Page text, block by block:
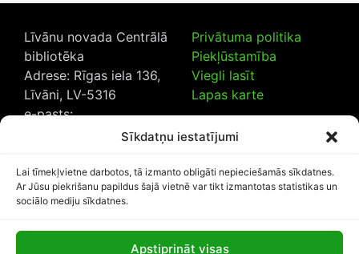
Sīkdatņu iestatījumi
Lai tīmekļvietne darbotos, tā izmanto obligāti nepieciešamās sīkdatnes.
Ar Jūsu piekrišanu papildus šajā vietnē var tikt izmantotas statistikas un
sociālo mediju sīkdatnes.
Apstiprināt visas
Līvānu novada Centrālā
bibliotēka
Adrese: Rīgas iela 136,
Līvāni, LV-5316
e-pasts:
20230925
Privātuma politika
Piekļūstamība
Viegli lasīt
Lapas karte